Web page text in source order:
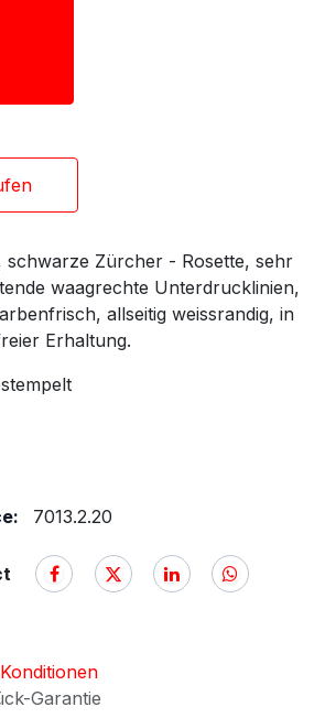
schwarze Zürcher - Rosette, sehr
waagrechte Unterdrucklinien,
allseitig weissrandig, in
Erhaltung.
7013.2.20
Garantie